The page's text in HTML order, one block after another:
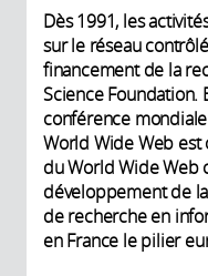
Dès 1991, les
sur le réseau
financement de la
Science Foundation.
conférence
World Wide Web est
du World Wide Web
développement de
de recherche en
en France le pilier